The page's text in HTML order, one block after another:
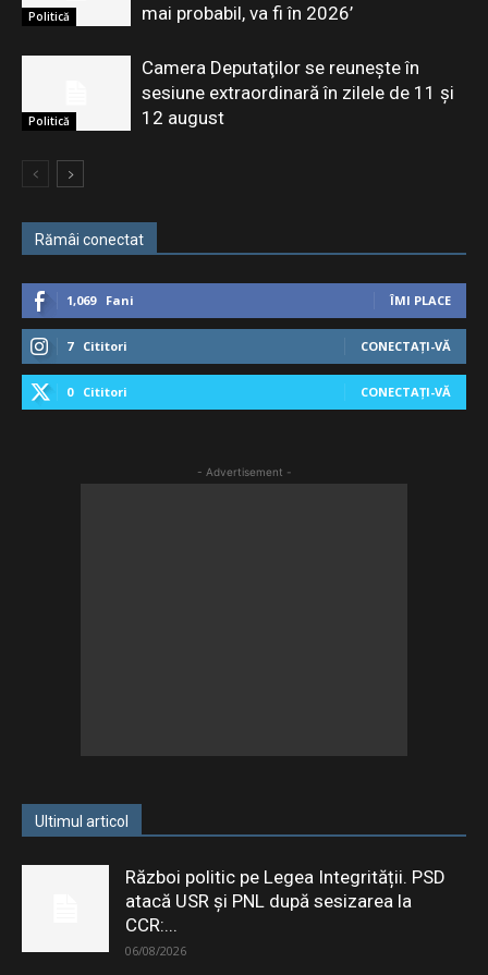
Politică
mai probabil, va fi în 2026’
Politică
Camera Deputaţilor se reuneşte în
sesiune extraordinară în zilele de 11 şi
12 august
Rămâi conectat
1,069 Fani ÎMI PLACE
7 Cititori CONECTAȚI-VĂ
0 Cititori CONECTAȚI-VĂ
- Advertisement -
Ultimul articol
Război politic pe Legea Integrității. PSD
atacă USR și PNL după sesizarea la
CCR:...
06/08/2026